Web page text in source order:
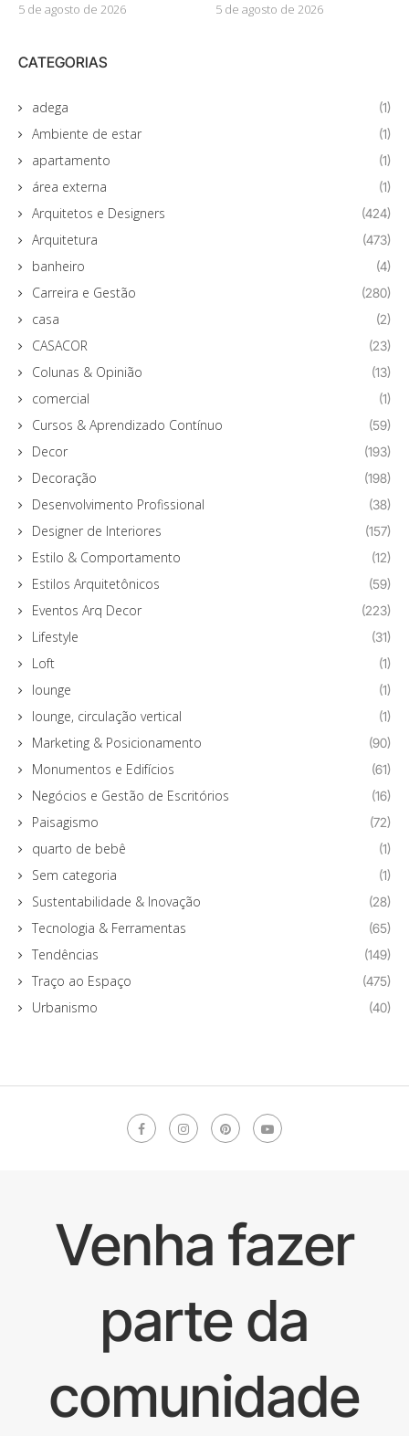
5 de agosto de 2026 5 de agosto de 2026
CATEGORIAS
adega (1)
Ambiente de estar (1)
apartamento (1)
área externa (1)
Arquitetos e Designers (424)
Arquitetura (473)
banheiro (4)
Carreira e Gestão (280)
casa (2)
CASACOR (23)
Colunas & Opinião (13)
comercial (1)
Cursos & Aprendizado Contínuo (59)
Decor (193)
Decoração (198)
Desenvolvimento Profissional (38)
Designer de Interiores (157)
Estilo & Comportamento (12)
Estilos Arquitetônicos (59)
Eventos Arq Decor (223)
Lifestyle (31)
Loft (1)
lounge (1)
lounge, circulação vertical (1)
Marketing & Posicionamento (90)
Monumentos e Edifícios (61)
Negócios e Gestão de Escritórios (16)
Paisagismo (72)
quarto de bebê (1)
Sem categoria (1)
Sustentabilidade & Inovação (28)
Tecnologia & Ferramentas (65)
Tendências (149)
Traço ao Espaço (475)
Urbanismo (40)
Venha fazer
parte da
comunidade